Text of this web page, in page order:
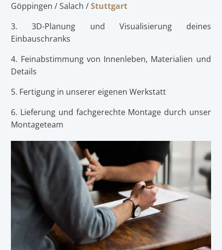
Göppingen / Salach /Stuttgart
3. 3D-Planung und Visualisierung deines
Einbauschranks
4. Feinabstimmung von Innenleben, Materialien und
Details
5. Fertigung in unserer eigenen Werkstatt
6. Lieferung und fachgerechte Montage durch unser
Montageteam